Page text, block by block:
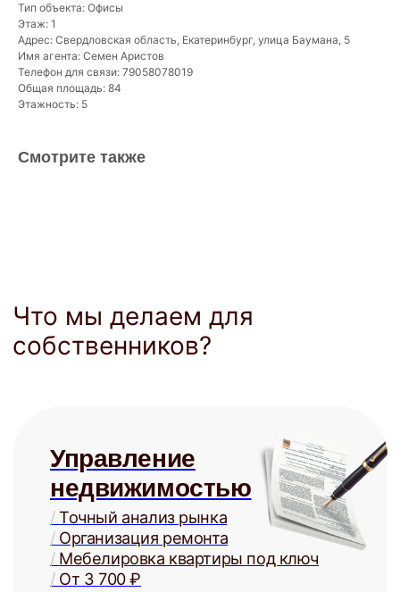
Тип объекта: Офисы
Этаж: 1
Адрес: Свердловская область, Екатеринбург, улица Баумана, 5
Имя агента: Семен Аристов
Телефон для связи: 79058078019
Общая площадь: 84
Этажность: 5
Смотрите также
Управление
недвижимостью
Точный анализ рынка
/Организация ремонта
/Мебелировка квартиры под ключ
/От 3 700 ₽
к сдаче
Анализ рынка
/Рекомендации по ремонту
Юридическая
защита